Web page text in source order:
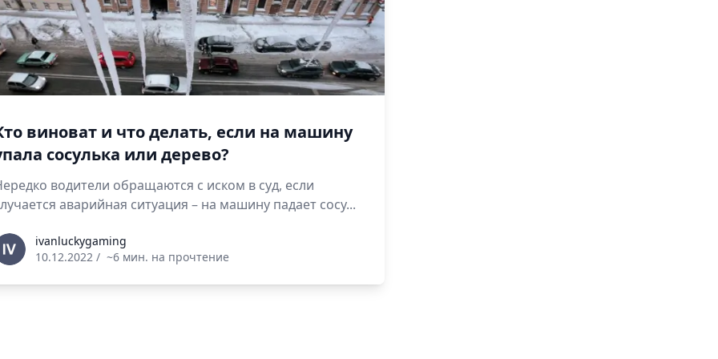
виноват и что делать, если на машину
сосулька или дерево?
водители обращаются с иском в суд, если
аварийная ситуация – на машину падает сосу...
ivanluckygaming
10.12.2022 / ~6 мин. на прочтение